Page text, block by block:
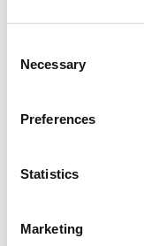
Selection
Necessary
Preferences
Statistics
Marketing
στη γλώσσα
θα περιγράψουμε το
Αντικείμενα
- Εγκατάσταση και